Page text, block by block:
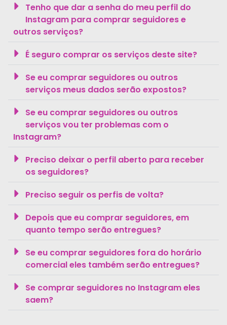
Tenho que dar a senha do meu perfil do
Instagram para comprar seguidores e
outros serviços?
É seguro comprar os serviços deste site?
Se eu comprar seguidores ou outros
serviços meus dados serão expostos?
Se eu comprar seguidores ou outros
serviços vou ter problemas com o
Instagram?
Preciso deixar o perfil aberto para receber
os seguidores?
Preciso seguir os perfis de volta?
Depois que eu comprar seguidores, em
quanto tempo serão entregues?
Se eu comprar seguidores fora do horário
comercial eles também serão entregues?
Se comprar seguidores no Instagram eles
saem?